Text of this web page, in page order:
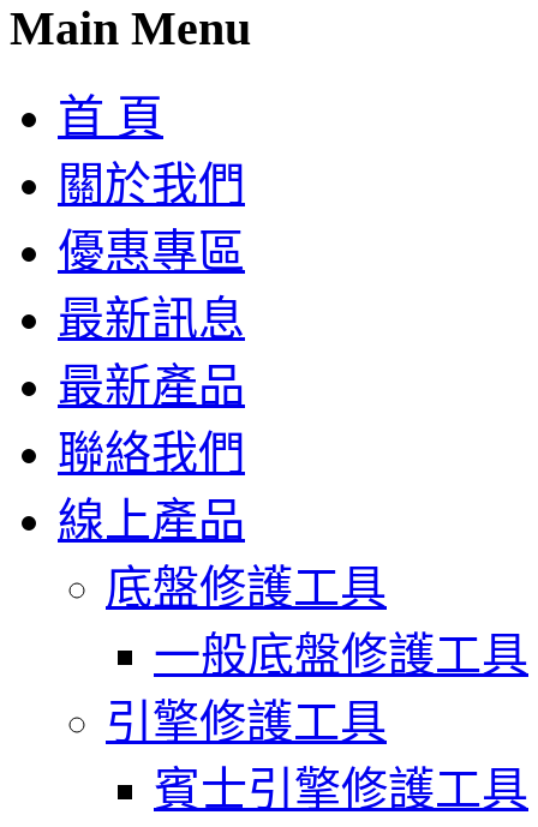
Main Menu
首 頁
關於我們
優惠專區
最新訊息
最新產品
聯絡我們
線上產品
底盤修護工具
一般底盤修護工具
引擎修護工具
賓士引擎修護工具